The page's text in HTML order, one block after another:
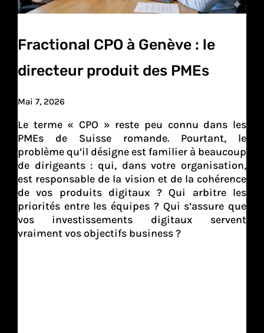
Fractional CPO à Genève : le
directeur produit des PMEs
Mai 7, 2026
Le terme « CPO » reste peu connu dans les
PMEs de Suisse romande. Pourtant, le
problème qu’il désigne est familier à beaucoup
de dirigeants : qui, dans votre organisation,
est responsable de la vision et de la cohérence
de vos produits digitaux ? Qui arbitre les
priorités entre les équipes ? Qui s’assure que
vos investissements digitaux servent
vraiment vos objectifs business ?